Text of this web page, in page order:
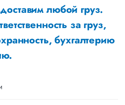
любой груз.
за груз,
бухгалтерию